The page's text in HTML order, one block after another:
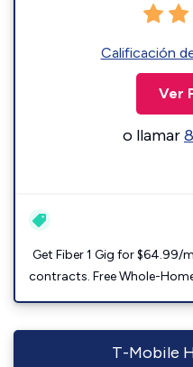
Calificación
Ver
o llamar
Get Fiber 1 Gig for $64.99/
contracts. Free Whole-
T-Mobile